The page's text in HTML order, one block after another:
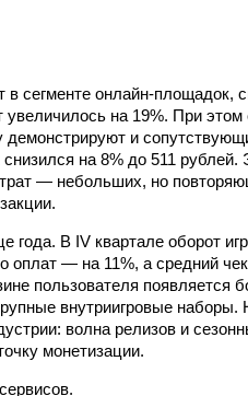
сегменте онлайн-площадок,
увеличилось на 19%. При этом
и
на 8% до 511 рублей.
трат — небольших, но
года. В IV квартале оборот
оплат — на 11%, а средний
пользователя появляется
внутриигровые наборы.
волна релизов и
монетизации.